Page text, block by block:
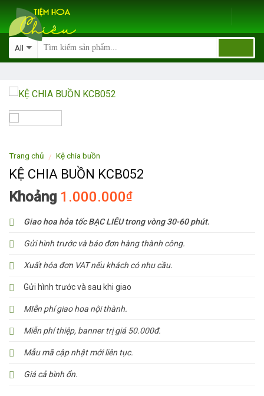
Skip
content
Trang chủ / Kệ chia buồn
KỆ CHIA BUỒN KCB052
Khoảng 1.000.000₫
Giao hoa hỏa tốc BẠC LIÊU trong vòng 30-60 phút.
Gửi hình trước và báo đơn hàng thành công.
Xuất hóa đơn VAT nếu khách có nhu cầu.
Gửi hình trước và sau khi giao
MIễn phí giao hoa nội thành.
Miễn phí thiệp, banner trị giá 50.000đ.
Mẫu mã cập nhật mới liên tục.
Giá cả bình ổn.